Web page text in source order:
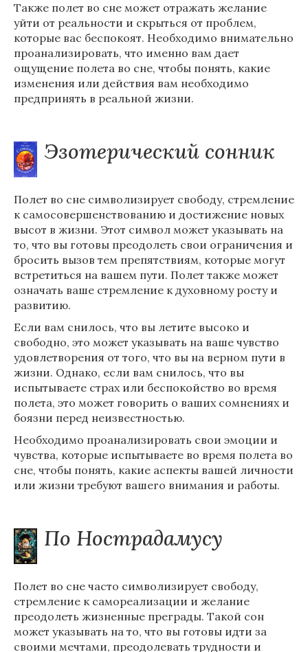
Также полет во сне может отражать желание
уйти от реальности и скрыться от проблем,
которые вас беспокоят. Необходимо внимательно
проанализировать, что именно вам дает
ощущение полета во сне, чтобы понять, какие
изменения или действия вам необходимо
предпринять в реальной жизни.
Эзотерический сонник
Полет во сне символизирует свободу, стремление
к самосовершенствованию и достижение новых
высот в жизни. Этот символ может указывать на
то, что вы готовы преодолеть свои ограничения и
бросить вызов тем препятствиям, которые могут
встретиться на вашем пути. Полет также может
означать ваше стремление к духовному росту и
развитию.
Если вам снилось, что вы летите высоко и
свободно, это может указывать на ваше чувство
удовлетворения от того, что вы на верном пути в
жизни. Однако, если вам снилось, что вы
испытываете страх или беспокойство во время
полета, это может говорить о ваших сомнениях и
боязни перед неизвестностью.
Необходимо проанализировать свои эмоции и
чувства, которые испытываете во время полета во
сне, чтобы понять, какие аспекты вашей личности
или жизни требуют вашего внимания и работы.
По Нострадамусу
Полет во сне часто символизирует свободу,
стремление к самореализации и желание
преодолеть жизненные преграды. Такой сон
может указывать на то, что вы готовы идти за
своими мечтами, преодолевать трудности и